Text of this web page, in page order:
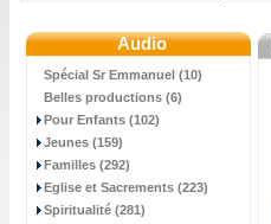
Audio
Spécial Sr Emmanuel (10)
Belles productions (6)
Pour Enfants (102)
Jeunes (159)
Familles (292)
Eglise et Sacrements (223)
Spiritualité (281)